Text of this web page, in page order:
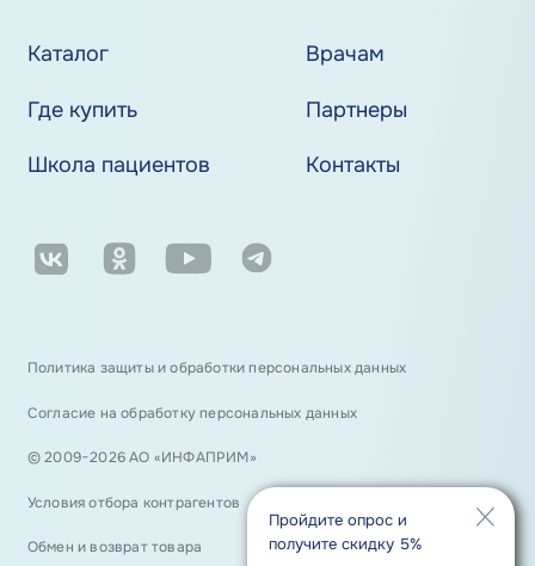
Пройдите опрос и
получите скидку 5%
Каталог
Врачам
Где купить
Партнеры
Школа пациентов
Контакты
Политика защиты и обработки персональных данных
Согласие на обработку персональных данных
© 2009−2026 АО «ИНФАПРИМ»
Условия отбора контрагентов
Обмен и возврат товара